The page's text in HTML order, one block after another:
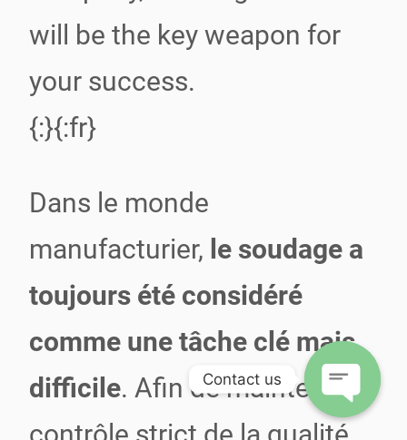
will be the key weapon for
your success.
{:}{:fr}
Dans le monde
manufacturier, le soudage a
toujours été considéré
comme une tâche clé mais
difficile. Afin de maintenir un
Contact us
Open